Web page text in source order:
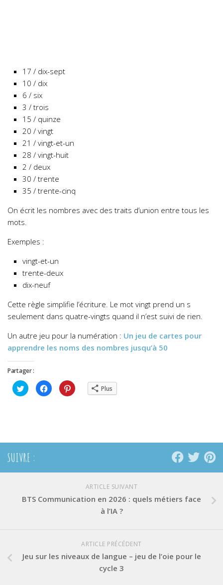
17 / dix-sept
10 / dix
6 / six
3 / trois
15 / quinze
20 / vingt
21 / vingt-et-un
28 / vingt-huit
2 / deux
30 / trente
35 / trente-cinq
On écrit les nombres avec des traits d’union entre tous les
mots.
Exemples :
vingt-et-un
trente-deux
dix-neuf
Cette règle simplifie l’écriture. Le mot vingt prend un s
seulement dans quatre-vingts quand il n’est suivi de rien.
Un autre jeu pour la numération : Un jeu de cartes pour
apprendre les noms des nombres jusqu’à 50
Partager :
Cliquez
pour
partager
Cliquez
pour
partager
Cliquez
pour Plus
SUIVRE :
ARTICLE SUIVANT
BTS Communication en 2026 : quels métiers face
à l’IA ?
ARTICLE PRÉCÉDENT
Jeu sur les niveaux de langue – jeu de l’oie pour le
cycle 3